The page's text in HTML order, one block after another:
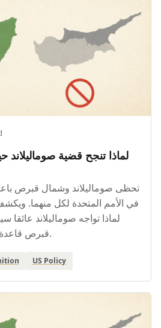
تحظى صوماليلاند وشمال قبرص
في الأمم المتحدة لكل منهما. ويكشف
لماذا تواجه صوماليلاند عائقا
قبرص قاعدة قانونية بعدم الاعتراف.
US Policy